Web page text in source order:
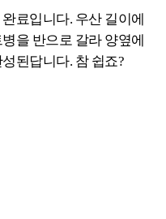
료입니다. 우산 길이에
을 반으로 갈라 양옆에
된답니다. 참 쉽죠?